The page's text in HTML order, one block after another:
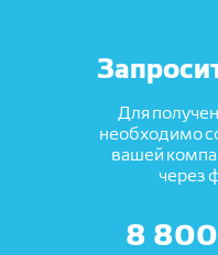
Для
необходимо
вашей
через
8 800